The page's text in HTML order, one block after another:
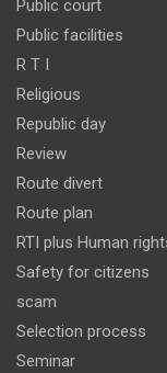
Public court
Public facilities
R T I
Religious
Republic day
Review
Route divert
Route plan
RTI plus Human
Safety for citizens
scam
Selection process
Seminar